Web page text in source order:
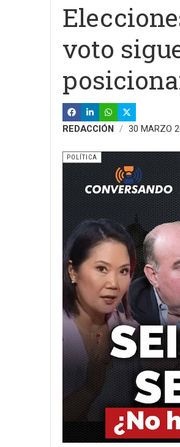
voto
REDACCIÓN 30 MARZO
POLÍTICA